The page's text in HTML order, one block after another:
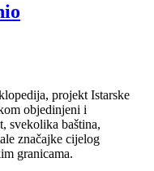
projekt Istarske
objedinjeni i
svekolika baština,
značajke cijelog
granicama.